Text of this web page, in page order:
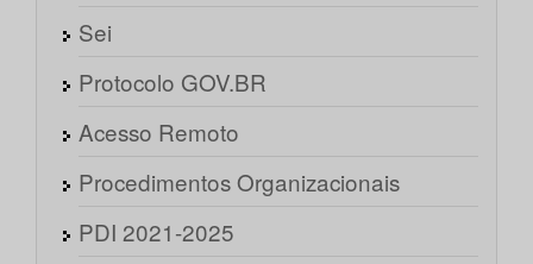
Sei
Protocolo GOV.BR
Acesso Remoto
Procedimentos Organizacionais
PDI 2021-2025